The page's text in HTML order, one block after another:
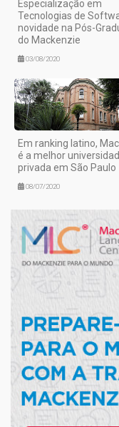
Especialização em
Tecnologias de
novidade na Pós-
do Mackenzie
03/08/2020
Em ranking latino,
é a melhor
privada em São Paulo
08/07/2020